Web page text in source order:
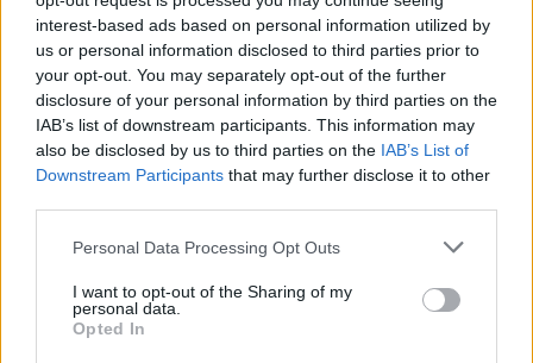
interest-based ads based on personal information utilized by
us or personal information disclosed to third parties prior to
your opt-out. You may separately opt-out of the further
disclosure of your personal information by third parties on the
IAB’s list of downstream participants. This information may
also be disclosed by us to third parties on the IAB’s List of
Downstream Participants that may further disclose it to other
Personal Data Processing Opt Outs
I want to opt-out of the Sharing of my
personal data.
Opted In